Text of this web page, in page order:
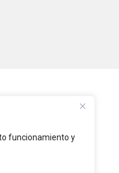
funcionamiento y